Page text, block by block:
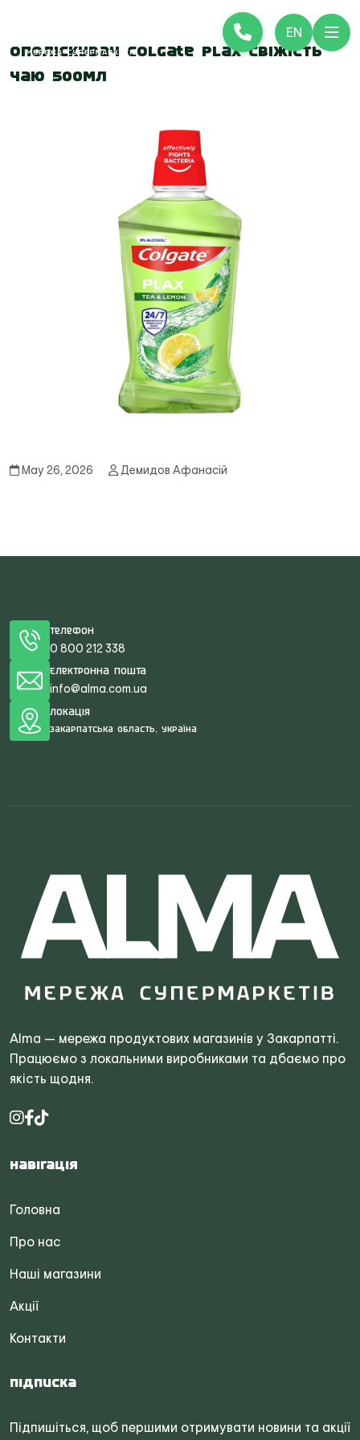
EN
Ополіскувач Colgate Plax Свіжість
Чаю 500мл
May 26, 2026 Демидов Афанасій
Телефон
0 800 212 338
Електронна пошта
info@alma.com.ua
Локація
Закарпатська область, Україна
Alma — мережа продуктових магазинів у Закарпатті.
Працюємо з локальними виробниками та дбаємо про
якість щодня.
Навігація
Головна
Про нас
Наші магазини
Акції
Контакти
Підписка
Підпишіться, щоб першими отримувати новини та акції